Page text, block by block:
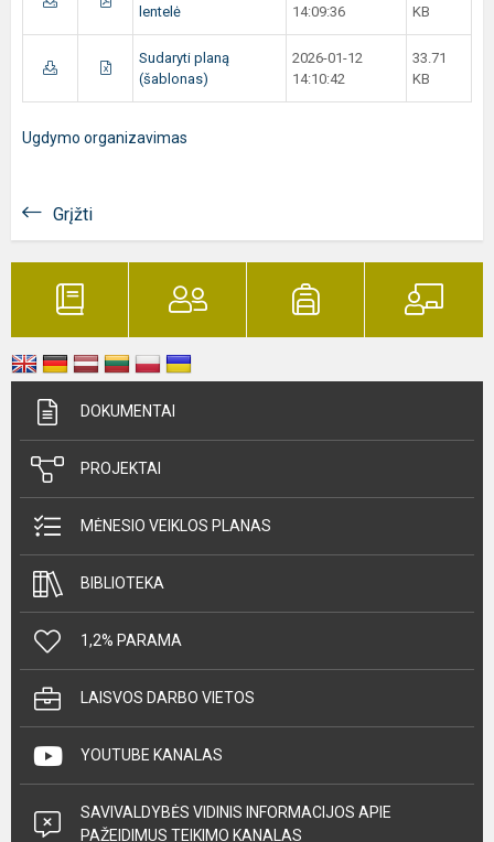
lentelė
14:09:36
KB
Sudaryti planą
(šablonas)
2026-01-12
14:10:42
33.71
KB
Ugdymo organizavimas
Grįžti
DOKUMENTAI
PROJEKTAI
MĖNESIO VEIKLOS PLANAS
BIBLIOTEKA
1,2% PARAMA
LAISVOS DARBO VIETOS
YOUTUBE KANALAS
SAVIVALDYBĖS VIDINIS INFORMACIJOS APIE
PAŽEIDIMUS TEIKIMO KANALAS